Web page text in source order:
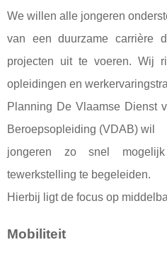
We willen alle jongeren
van een duurzame carrière
projecten uit te voeren. Wij
opleidingen en
Planning De Vlaamse Dienst
Beroepsopleiding (VDAB) wil
jongeren zo snel
tewerkstelling te begeleiden.
Hierbij ligt de focus op
Mobiliteit